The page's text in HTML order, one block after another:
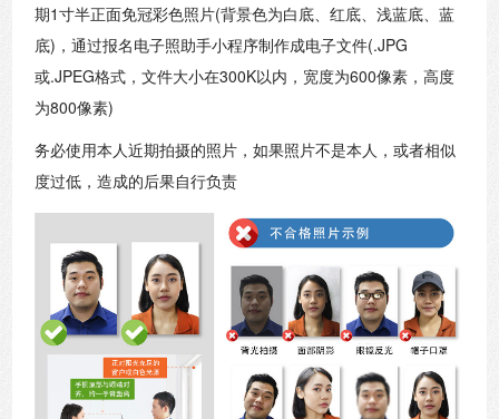
期1寸半正面免冠彩色照片(背景色为白底、红底、浅蓝底、蓝
底)，通过报名电子照助手小程序制作成电子文件(.JPG
或.JPEG格式，文件大小在300K以内，宽度为600像素，高度
为800像素)
务必使用本人近期拍摄的照片，如果照片不是本人，或者相似
度过低，造成的后果自行负责